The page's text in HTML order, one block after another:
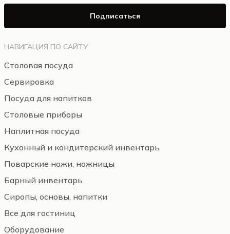
НАВИГАЦИЯ ПО САЙТУ
Столовая посуда
Сервировка
Посуда для напитков
Столовые приборы
Наплитная посуда
Кухонный и кондитерский инвентарь
Поварские ножи, ножницы
Барный инвентарь
Сиропы, основы, напитки
Все для гостиниц
Оборудование
Подписаться